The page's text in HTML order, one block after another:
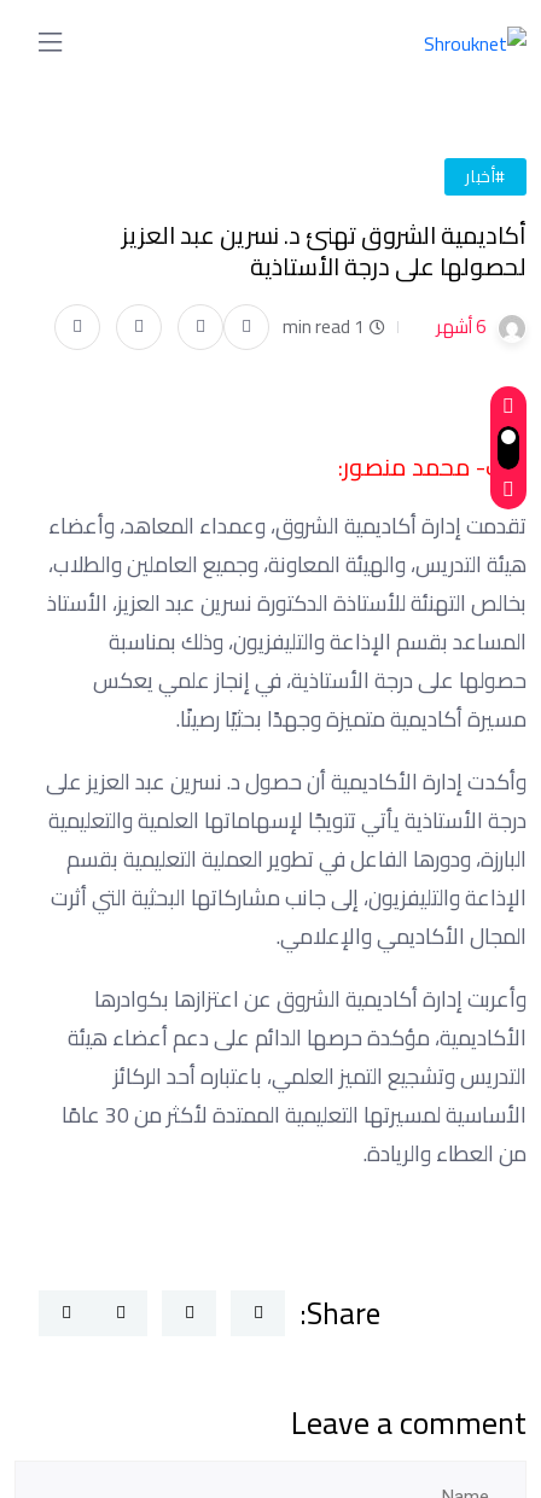
#أخبار
أكاديمية الشروق تهنئ د. نسرين عبد العزيز
لحصولها على درجة الأستاذية
6 أشهر 1 min read
كتب- محمد منصور:
تقدمت إدارة أكاديمية الشروق، وعمداء المعاهد، وأعضاء
هيئة التدريس، والهيئة المعاونة، وجميع العاملين والطلاب،
بخالص التهنئة للأستاذة الدكتورة نسرين عبد العزيز، الأستاذ
المساعد بقسم الإذاعة والتليفزيون، وذلك بمناسبة
حصولها على درجة الأستاذية، في إنجاز علمي يعكس
مسيرة أكاديمية متميزة وجهدًا بحثيًا رصينًا.
وأكدت إدارة الأكاديمية أن حصول د. نسرين عبد العزيز على
درجة الأستاذية يأتي تتويجًا لإسهاماتها العلمية والتعليمية
البارزة، ودورها الفاعل في تطوير العملية التعليمية بقسم
الإذاعة والتليفزيون، إلى جانب مشاركاتها البحثية التي أثرت
المجال الأكاديمي والإعلامي.
وأعربت إدارة أكاديمية الشروق عن اعتزازها بكوادرها
الأكاديمية، مؤكدة حرصها الدائم على دعم أعضاء هيئة
التدريس وتشجيع التميز العلمي، باعتباره أحد الركائز
الأساسية لمسيرتها التعليمية الممتدة لأكثر من 30 عامًا
من العطاء والريادة.
Share:
Leave a comment